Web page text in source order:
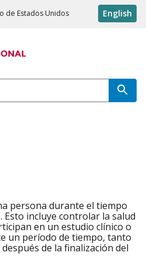
de Estados Unidos English
persona durante el tiempo
incluye controlar la salud
en un estudio clínico o
un período de tiempo, tanto
de la finalización del